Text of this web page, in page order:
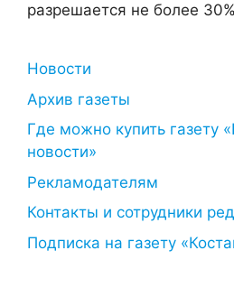
разрешается не более
Новости
Архив газеты
Где можно купить газету
новости»
Рекламодателям
Контакты и сотрудники
Подписка на газету